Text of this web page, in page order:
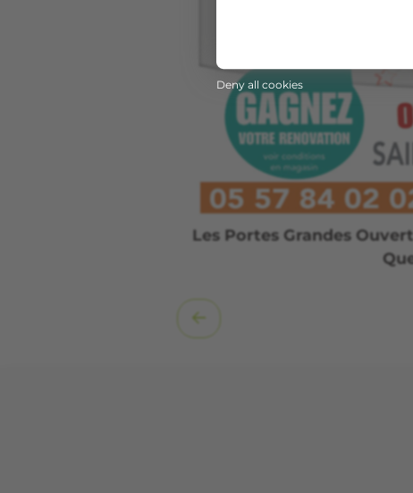
Les Portes Grandes
Deny all cookies